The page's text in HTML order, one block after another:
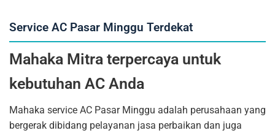
Service AC Pasar Minggu Terdekat
Mahaka Mitra terpercaya untuk
kebutuhan AC Anda
Mahaka service AC Pasar Minggu adalah perusahaan yang
bergerak dibidang pelayanan jasa perbaikan dan juga